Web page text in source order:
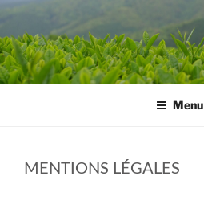
Skip
content
Menu
MENTIONS LÉGALES